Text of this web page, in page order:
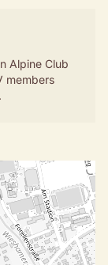
Alpine Club
members